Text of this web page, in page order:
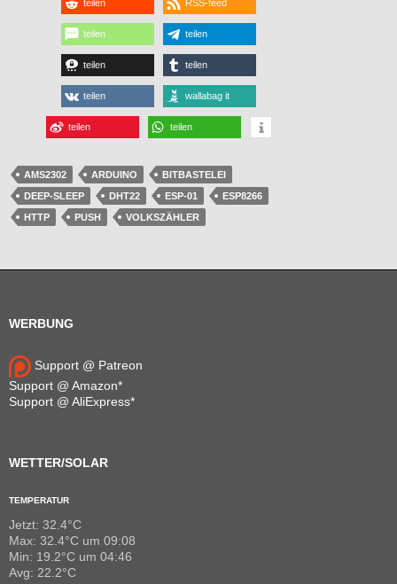
teilen RSS-feed
teilen teilen
teilen teilen
teilen wallabag it
teilen teilen
AMS2302 ARDUINO
BITBASTELEI
DEEP-SLEEP
DHT22 ESP-01
ESP8266
HTTP
PUSH VOLKSZÄHLER
WERBUNG
Support @ Patreon
Support @ Amazon*
Support @ AliExpress*
WETTER/SOLAR
TEMPERATUR
Jetzt: 32.4°C
Max: 32.4°C um 09:08
Min: 19.2°C um 04:46
Avg: 22.2°C